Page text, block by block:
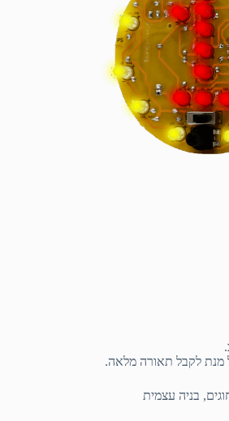
מנת לקבל תאורה מלאה.
בניה עצמית